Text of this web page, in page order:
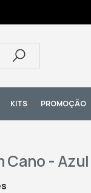
KITS PROMOÇÃO
Cano -